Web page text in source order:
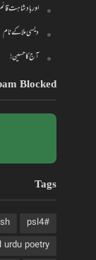
اور بادشاہت
دیسی ملا کے نام
آج کا حسین!
Blocked
Tags
#psl4
poetry